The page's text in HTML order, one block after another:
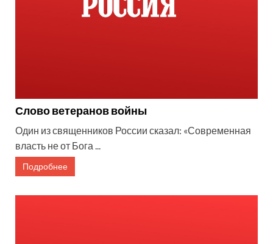
Слово ветеранов войны
Один из священников России сказал: «Современная
власть не от Бога ...
Подробнее